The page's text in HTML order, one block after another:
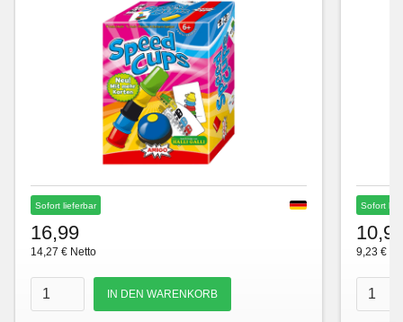
Sofort lieferbar
16,99
14,27 € Netto
Sofort
9,23 €